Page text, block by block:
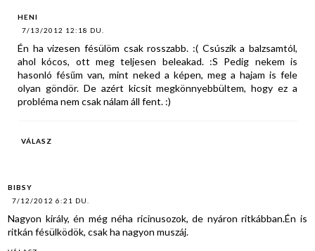
HENI
7/13/2012 12:18 DU.
Én ha vizesen fésülöm csak rosszabb. :( Csúszik a balzsamtól,
ahol kócos, ott meg teljesen beleakad. :S Pedig nekem is
hasonló fésűm van, mint neked a képen, meg a hajam is fele
olyan göndör. De azért kicsit megkönnyebbültem, hogy ez a
probléma nem csak nálam áll fent. :)
VÁLASZ
BIBSY
7/12/2012 6:21 DU.
Nagyon király, én még néha ricinusozok, de nyáron ritkábban.Én is
ritkán fésülködök, csak ha nagyon muszáj.